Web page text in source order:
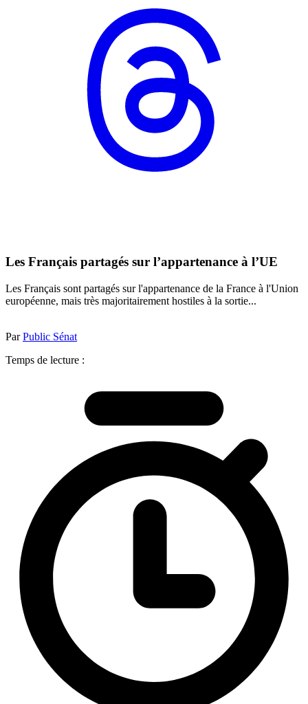
Les Français partagés sur l’appartenance à l’UE
Les Français sont partagés sur l'appartenance de la France à l'Union
européenne, mais très majoritairement hostiles à la sortie...
ParPublic Sénat
Temps de lecture :